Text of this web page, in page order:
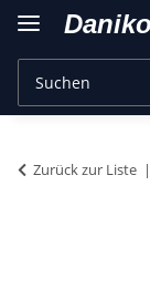
Zurück zur Liste